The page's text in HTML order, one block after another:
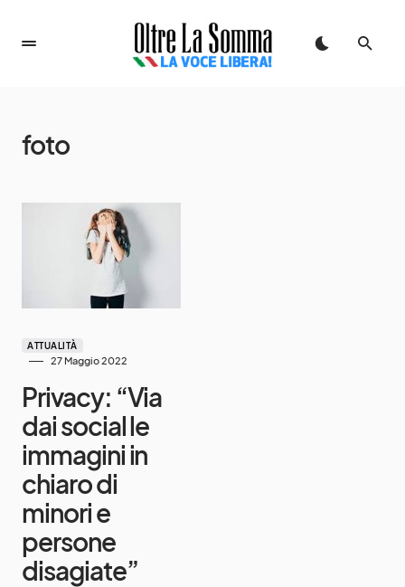
foto
ATTUALITÀ
27 Maggio 2022
Privacy: “Via
dai social le
immagini in
chiaro di
minori e
persone
disagiate”